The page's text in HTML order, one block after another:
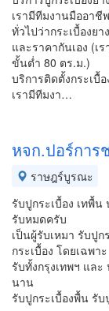
เรามีทีมงานมืออาชี
ทั่วไปว่ากระเบื้องย
และราคากันเอง (เ
ขั้นต่ำ 80 ตร.ม.)
บริการติดตั้งกระเบื้
เรามีทีมงา…
หจก.ปอร์การ
ราษฎร์บูรณะ
รับปูกระเบื้อง เทพื้
รับหมดครับ
เป็นผู้รับเหมา รับปู
กระเบื้อง โดยเฉพาะ
รับทั้งกรุงเทพฯ แล
นาน
รับปูกระเบื้องพื้น รับ